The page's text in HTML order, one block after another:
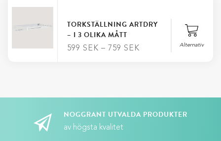
TORKSTÄLLNING ARTDRY
– I 3 OLIKA MÅTT
599 SEK – 759 SEK Alternativ
NOGGRANT UTVALDA PRODUKTER
av högsta kvalitet